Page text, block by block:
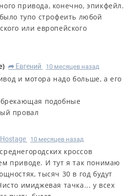
привода, конечно, эпикфейл.
тупо строфеить любой
или европейского
) R Евгений 10 месяцев назад
и мотора надо больше, а его
подобные
провал
Hostage 10 месяцев назад
кроссов
приводе. И тут я так понимаю
тысяч 30 в год будут
имиджевая тачка... у всех